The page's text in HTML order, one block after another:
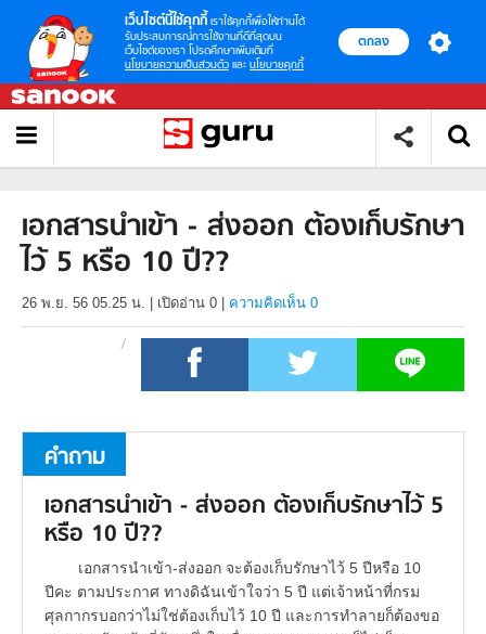
เว็บไซต์นี้ใช้คุกกี้ เราใช้คุกกี้เพื่อให้ท่านได้
รับประสบการณ์การใช้งานที่ดีที่สุดบน
เว็บไซต์ของเรา โปรดศึกษาเพิ่มเติมที่
นโยบายความเป็นส่วนตัว และ นโยบายคุกกี้
ตกลง
เอกสารนำเข้า - ส่งออก ต้องเก็บรักษา
ไว้ 5 หรือ 10 ปี??
26 พ.ย. 56 05.25 น. เปิดอ่าน 0 ความคิดเห็น 0
คำถาม
เอกสารนำเข้า - ส่งออก ต้องเก็บรักษาไว้ 5
หรือ 10 ปี??
เอกสารนำเข้า-ส่งออก จะต้องเก็บรักษาไว้ 5 ปีหรือ 10
ปีคะ ตามประกาศ ทางดิฉันเข้าใจว่า 5 ปี แต่เจ้าหน้าที่กรม
ศุลกากรบอกว่าไม่ใช่ต้องเก็บไว้ 10 ปี และการทำลายก็ต้องขอ